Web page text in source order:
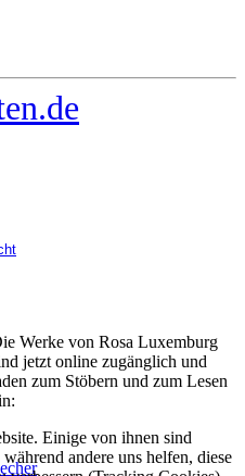
Werke von Rosa Luxemburg
jetzt online zugänglich und
zum Stöbern und zum Lesen
Einige von ihnen sind
andere uns helfen, diese